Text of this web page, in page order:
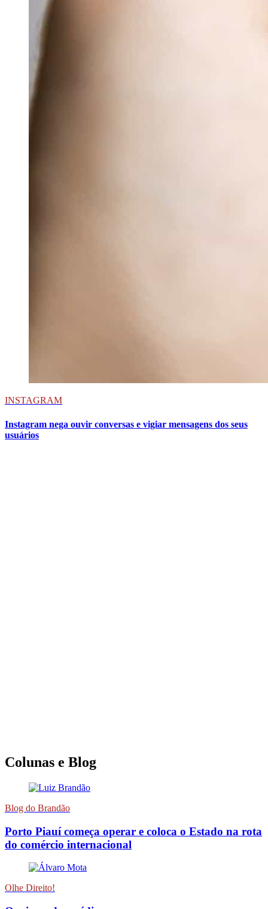
INSTAGRAM
Instagram nega ouvir conversas e vigiar mensagens dos seus
usuários
Colunas e Blog
Blog do Brandão
Porto Piauí começa operar e coloca o Estado na rota
do comércio internacional
Olhe Direito!